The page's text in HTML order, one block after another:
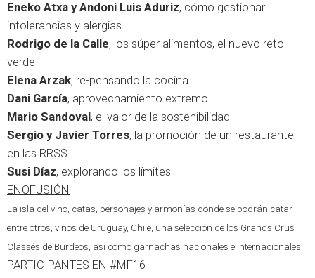
Eneko Atxa y Andoni Luis Aduriz, cómo gestionar
intolerancias y alergias
Rodrigo de la Calle, los súper alimentos, el nuevo reto
verde
Elena Arzak, re-pensando la cocina
Dani García, aprovechamiento extremo
Mario Sandoval, el valor de la sostenibilidad
Sergio y Javier Torres, la promoción de un restaurante
en las RRSS
Susi Díaz, explorando los límites
ENOFUSIÓN
La isla del vino, catas, personajes y armonías donde se podrán catar
entre otros, vinos de Uruguay, Chile, una selección de los Grands Crus
Classés de Burdeos, así como garnachas nacionales e internacionales.
PARTICIPANTES EN #MF16